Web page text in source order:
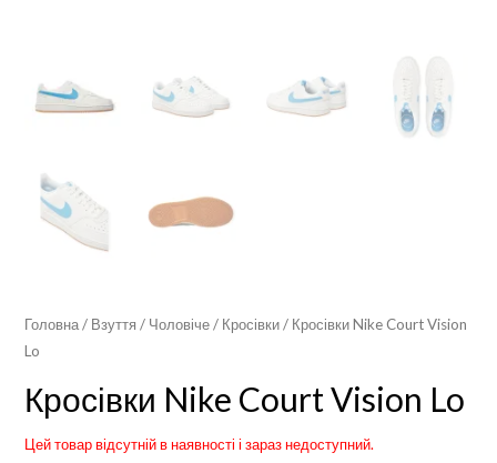
Головна/ Взуття / Чоловіче/ Кросівки/ Кросівки Nike Court Vision
Lo
Кросівки Nike Court Vision Lo
Цей товар відсутній в наявності і зараз недоступний.